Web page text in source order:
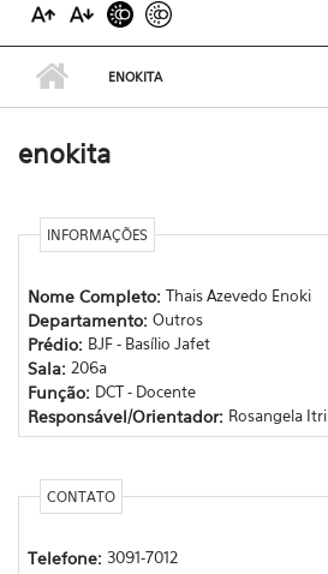
ENOKITA
enokita
INFORMAÇÕES
Nome Completo: Thais Azevedo Enoki
Departamento: Outros
Prédio: BJF - Basílio Jafet
Sala: 206a
Função: DCT - Docente
Responsável/Orientador: Rosangela Itri
CONTATO
Telefone: 3091-7012